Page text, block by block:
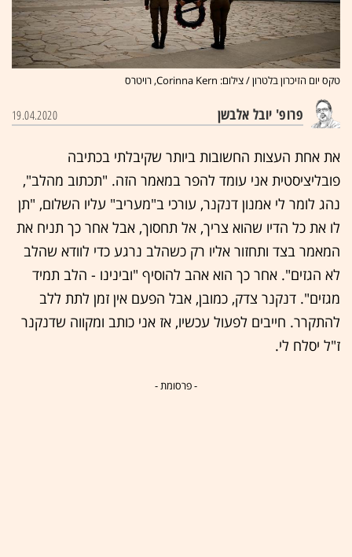
טקס יום הזיכרון בלטרון / צילום: Corinna Kern, רויטרס
פרופ' יובל אלבשן 19.04.2020
את אחת העצות החשובות ביותר שקיבלתי בכתיבה
פובליציסטית אני עומד להפר במאמר הזה. "תכתוב מהלב",
נהג לומר לי אמנון דנקנר, עורכי ב"מעריב" עליו השלום, "תן
לו את כל הדיו שהוא צריך, אל תחסוך, אבל אחר כך תניח את
המאמר בצד ותחזור אליו רק כשהלב נרגע כדי לוודא שהלב
לא הגזים". אחר כך הוא אהב להוסיף "ובינינו - הלב תמיד
מגזים". דנקנר צדק, כמובן, אבל הפעם אין זמן לתת ללב
להתקרר. חייבים לפעול עכשיו, אז אני כותב ומקווה שדנקנר
ז"ל יסלח לי.
- פרסומת -